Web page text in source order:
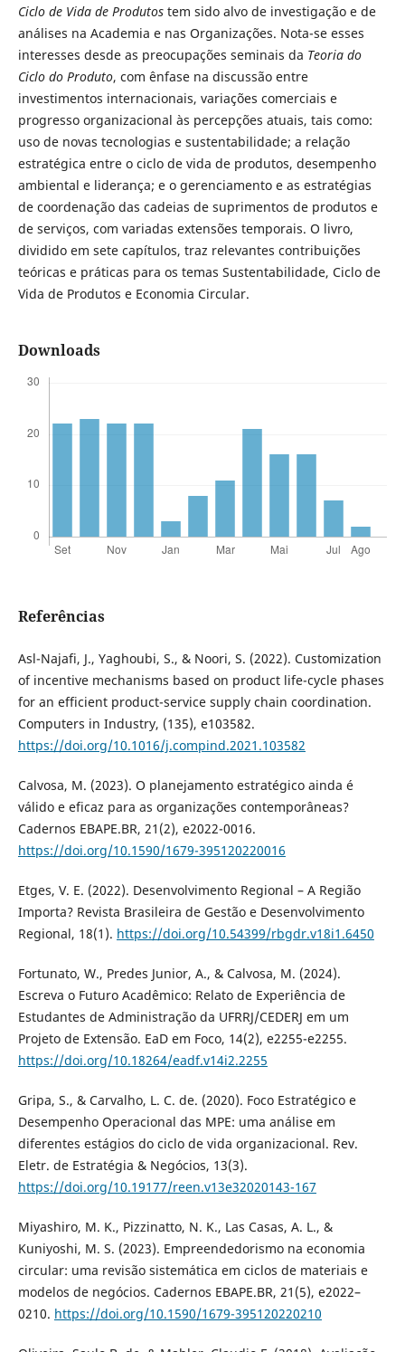
Ciclo de Vida de Produtostem sido alvo de investigação e de
análises na Academia e nas Organizações. Nota-se esses
interesses desde as preocupações seminais da Teoria do
Ciclo do Produto, com ênfase na discussão entre
investimentos internacionais, variações comerciais e
progresso organizacional às percepções atuais, tais como:
uso de novas tecnologias e sustentabilidade; a relação
estratégica entre o ciclo de vida de produtos, desempenho
ambiental e liderança; e o gerenciamento e as estratégias
de coordenação das cadeias de suprimentos de produtos e
de serviços, com variadas extensões temporais. O livro,
dividido em sete capítulos, traz relevantes contribuições
teóricas e práticas para os temas Sustentabilidade, Ciclo de
Vida de Produtos e Economia Circular.
Downloads
Referências
Asl-Najafi, J., Yaghoubi, S., & Noori, S. (2022). Customization
of incentive mechanisms based on product life-cycle phases
for an efficient product-service supply chain coordination.
Computers in Industry, (135), e103582.
https://doi.org/10.1016/j.compind.2021.103582
Calvosa, M. (2023). O planejamento estratégico ainda é
válido e eficaz para as organizações contemporâneas?
Cadernos EBAPE.BR, 21(2), e2022-0016.
https://doi.org/10.1590/1679-395120220016
Etges, V. E. (2022). Desenvolvimento Regional – A Região
Importa? Revista Brasileira de Gestão e Desenvolvimento
Regional, 18(1). https://doi.org/10.54399/rbgdr.v18i1.6450
Fortunato, W., Predes Junior, A., & Calvosa, M. (2024).
Escreva o Futuro Acadêmico: Relato de Experiência de
Estudantes de Administração da UFRRJ/CEDERJ em um
Projeto de Extensão. EaD em Foco, 14(2), e2255-e2255.
https://doi.org/10.18264/eadf.v14i2.2255
Gripa, S., & Carvalho, L. C. de. (2020). Foco Estratégico e
Desempenho Operacional das MPE: uma análise em
diferentes estágios do ciclo de vida organizacional. Rev.
Eletr. de Estratégia & Negócios, 13(3).
https://doi.org/10.19177/reen.v13e32020143-167
Miyashiro, M. K., Pizzinatto, N. K., Las Casas, A. L., &
Kuniyoshi, M. S. (2023). Empreendedorismo na economia
circular: uma revisão sistemática em ciclos de materiais e
modelos de negócios. Cadernos EBAPE.BR, 21(5), e2022–
0210. https://doi.org/10.1590/1679-395120220210